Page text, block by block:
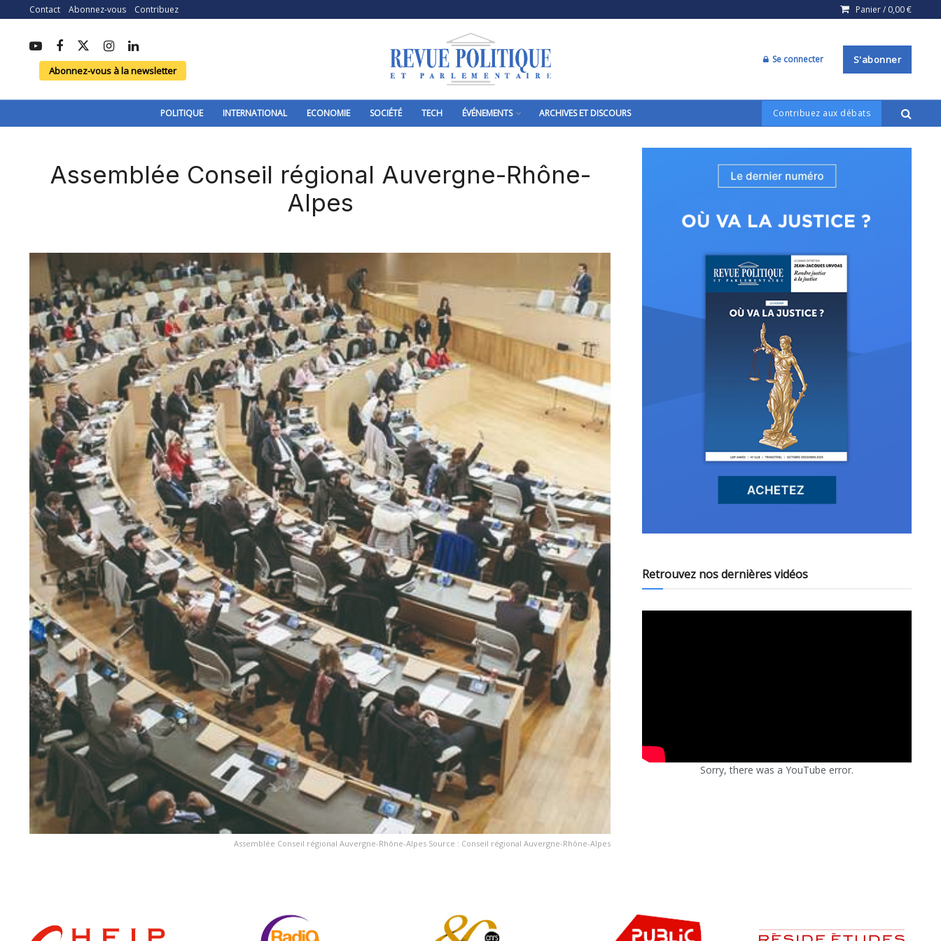
Contact Abonnez-vous Contribuez Panier / 0,00€
Abonnez-vous à la newsletter
Se connecter S'abonner
POLITIQUE INTERNATIONAL ECONOMIE SOCIÉTÉ TECH ÉVÉNEMENTS ARCHIVES ET DISCOURS Contribuez aux débats
Assemblée Conseil régional Auvergne-Rhône-
Alpes
Assemblée Conseil régional Auvergne-Rhône-Alpes Source : Conseil régional Auvergne-Rhône-Alpes
Retrouvez nos dernières vidéos
Sorry, there was a YouTube error.